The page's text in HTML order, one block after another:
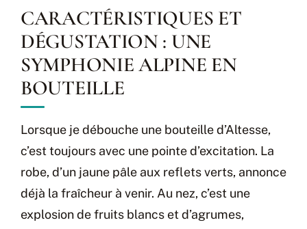
CARACTÉRISTIQUES ET
DÉGUSTATION : UNE
SYMPHONIE ALPINE EN
BOUTEILLE
Lorsque je débouche une bouteille d’Altesse,
c’est toujours avec une pointe d’excitation. La
robe, d’un jaune pâle aux reflets verts, annonce
déjà la fraîcheur à venir. Au nez, c’est une
explosion de fruits blancs et d’agrumes,